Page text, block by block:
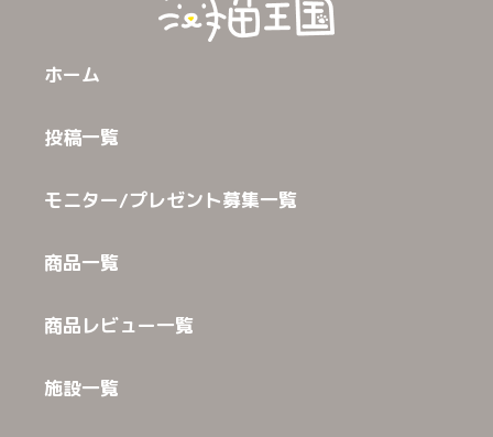
ホーム
投稿一覧
モニター/プレゼント募集一覧
商品一覧
商品レビュー一覧
施設一覧